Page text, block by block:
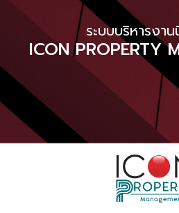
ระบบบริหารงา
ICON PROPERTY